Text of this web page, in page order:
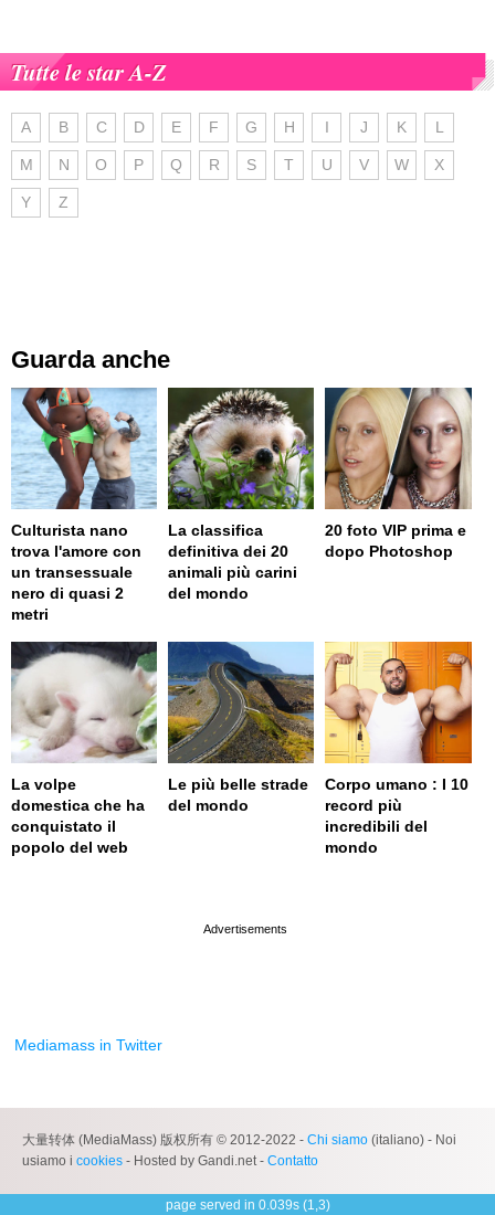
Tutte le star A-Z
A B C D E F G H I J K L
M N O P Q R S T U V W X
Y Z
Guarda anche
Culturista nano
trova l'amore con
un transessuale
nero di quasi 2
metri
La classifica
definitiva dei 20
animali più carini
del mondo
20 foto VIP prima e
dopo Photoshop
La volpe
domestica che ha
conquistato il
popolo del web
Le più belle strade
del mondo
Corpo umano : I 10
record più
incredibili del
mondo
Mediamass in Twitter
大量转体 (MediaMass) 版权所有 © 2012-2022 - Chi siamo (italiano) - Noi
usiamo i cookies - Hosted by Gandi.net - Contatto
page served in 0.039s (1,3)